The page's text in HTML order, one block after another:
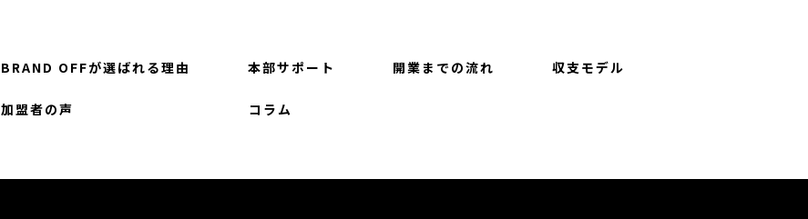
BRAND OFFが選ばれる理由 本部サポート 開業までの流れ 収支モデル
加盟者の声 コラム